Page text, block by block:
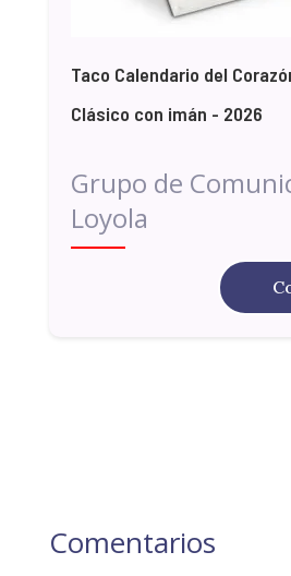
Taco Calendario del
Clásico con imán - 2026
Grupo de
Loyola
Comentarios